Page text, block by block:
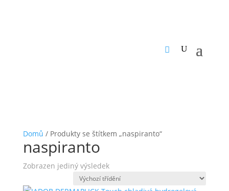
Domů / Produkty se štítkem „naspiranto“
naspiranto
Zobrazen jediný výsledek